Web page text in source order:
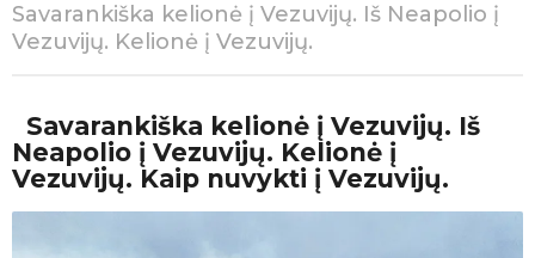
s
a
y
e
a
Savarankiška kelionė į Vezuvijų. Iš Neapolio į
Vezuvijų. Kelionė į Vezuvijų.
T
r
a
v
Savarankiška kelionė į Vezuvijų. Iš
Neapolio į Vezuvijų. Kelionė į
Vezuvijų. Kaip nuvykti į Vezuvijų.